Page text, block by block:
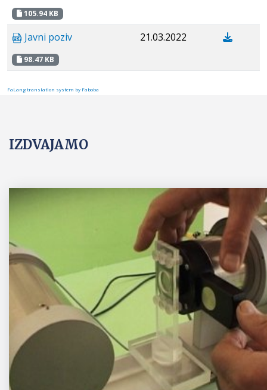
105.94 KB
Javni poziv
98.47 KB
21.03.2022
FaLang translation system by Faboba
IZDVAJAMO